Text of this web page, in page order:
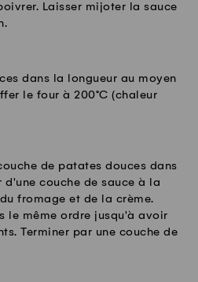
Laisser mijoter la sauce
dans la longueur au moyen
le four à 200°C (chaleur
de patates douces dans
d'une couche de sauce à la
fromage et de la crème.
le même ordre jusqu'à avoir
Terminer par une couche de